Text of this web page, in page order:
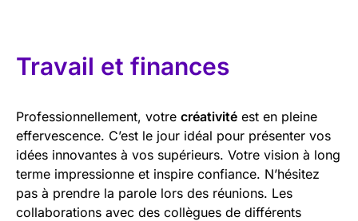
Travail et finances
Professionnellement, votre créativité est en pleine
effervescence. C’est le jour idéal pour présenter vos
idées innovantes à vos supérieurs. Votre vision à long
terme impressionne et inspire confiance. N’hésitez
pas à prendre la parole lors des réunions. Les
collaborations avec des collègues de différents